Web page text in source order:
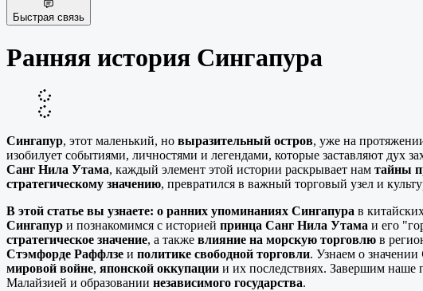
Быстрая связь
Ранняя история Сингапура
Сингапур, этот маленький, но выразительный остров, уже на
изобилует событиями, личностями и легендами, которые заставляют дух
Санг Нила Утама, каждый элемент этой истории раскрывает нам тайны
стратегическому значению, превратился в важный торговый узел и
В этой статье вы узнаете: о ранних упоминаниях Сингапура в
Сингапур и познакомимся с историей принца Санг Нила Утама и его
стратегическое значение, а также влияние на морскую торговлю в
Стэмфорде Раффлзе и политике свободной торговли. Узнаем о значении
мировой войне, японской оккупации и их последствиях. Завершим наше
Малайзией и образовании независимого государства.